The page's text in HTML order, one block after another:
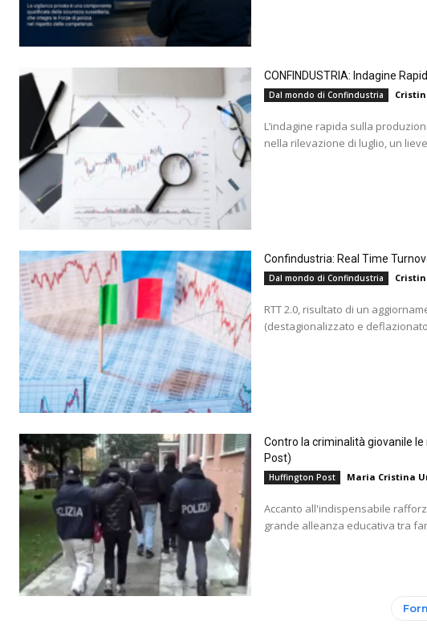
CONFINDUSTRIA: Indagine
Dal mondo di Confindustria
L’indagine rapida sulla
nella rilevazione di luglio, un
Confindustria: Real Time
Dal mondo di Confindustria
RTT 2.0, risultato di un
(destagionalizzato e
Contro la criminalità giovanile
Post)
Huffington Post Maria Cristina
Accanto all'indispensabile
grande alleanza educativa tra